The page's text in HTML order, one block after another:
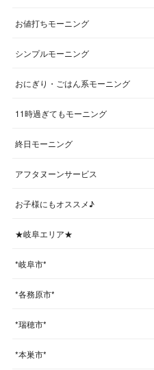
お値打ちモーニング
シンプルモーニング
おにぎり・ごはん系モーニング
11時過ぎてもモーニング
終日モーニング
アフタヌーンサービス
お子様にもオススメ♪
★岐阜エリア★
*岐阜市*
*各務原市*
*瑞穂市*
*本巣市*